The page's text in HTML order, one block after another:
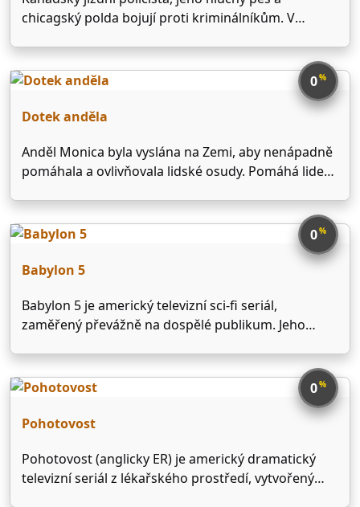
chicagský polda bojují proti kriminálníkům. V
konverzační komedii. Hlavním motorem vyprávění
jsou protikladné vlastnosti hrdinů . Na jedné straně
v soukromí velice konzervativně se chovající …
0%
Dotek anděla
Anděl Monica byla vyslána na Zemi, aby nenápadně
pomáhala a ovlivňovala lidské osudy. Pomáhá lidem
pozdě. Jelikož se pouze zaučuje a její zkušenosti
jsou malé, pomáhá jí s posláním přísná, ale milá a …
0%
Babylon 5
Babylon 5 je americký televizní sci-fi seriál,
zaměřený převážně na dospělé publikum. Jeho
producentem seriálu a napsal děj k většině
epizodám. Děj seriálu se odehrává především na
0%
Pohotovost
Pohotovost (anglicky ER) je americký dramatický
televizní seriál z lékařského prostředí, vytvořený